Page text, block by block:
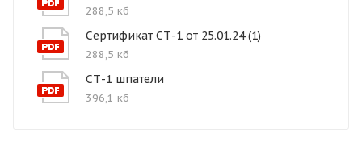
288,5 кб
Сертификат СТ-1 от 25.01.24 (1)
288,5 кб
СТ-1 шпатели
396,1 кб